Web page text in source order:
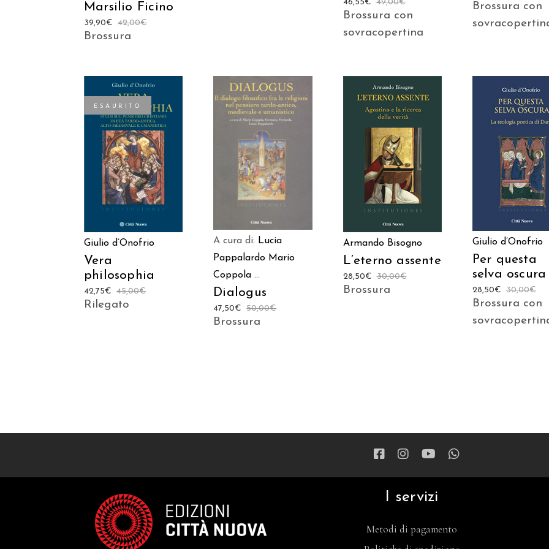
Marsilio Ficino
42,00€
39,90€
Brossura
49,00€
46,55€
Brossura con
sovracopertina
Brossura con
ESAURITO
LEGGI TUTTO
Giulio d’Onofrio
Vera
philosophia
45,00€
42,75€
Rilegato
AGGIUNGI AL
CARRELLO
A cura di: Lucia
Pappalardo Mario
Coppola ...
Dialogus
50,00€
47,50€
Brossura
AGGIUNGI AL
CARRELLO
Armando Bisogno
L’eterno assente
30,00€
28,50€
Brossura
AGGIUNGI AL
CARRELLO
Giulio d’Onofrio
Per questa
selva oscura
30,00€
28,50€
Brossura con
I servizi
Metodi di pagamento